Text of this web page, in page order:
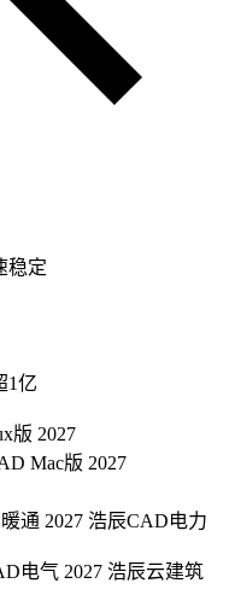
稳定
1亿
版 2027
Mac版 2027
通 2027 浩辰CAD电力
电气 2027 浩辰云建筑